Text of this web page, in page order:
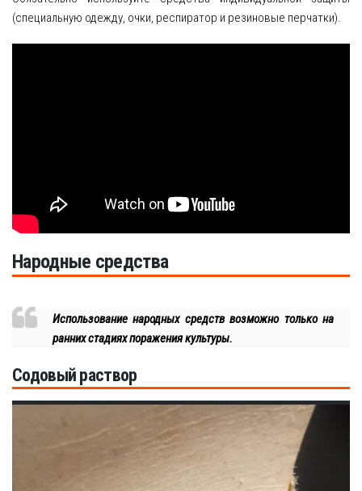
(специальную одежду, очки, респиратор и резиновые перчатки).
Народные средства
Использование народных средств возможно только на
ранних стадиях поражения культуры.
Содовый раствор